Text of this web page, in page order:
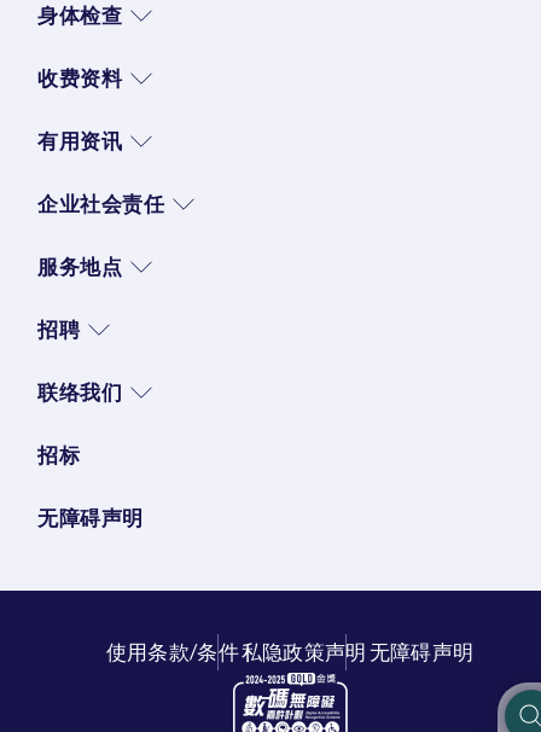
身体检查
收费资料
有用资讯
企业社会责任
服务地点
招聘
联络我们
招标
无障碍声明
使用条款/条件私隐政策声明无障碍声明